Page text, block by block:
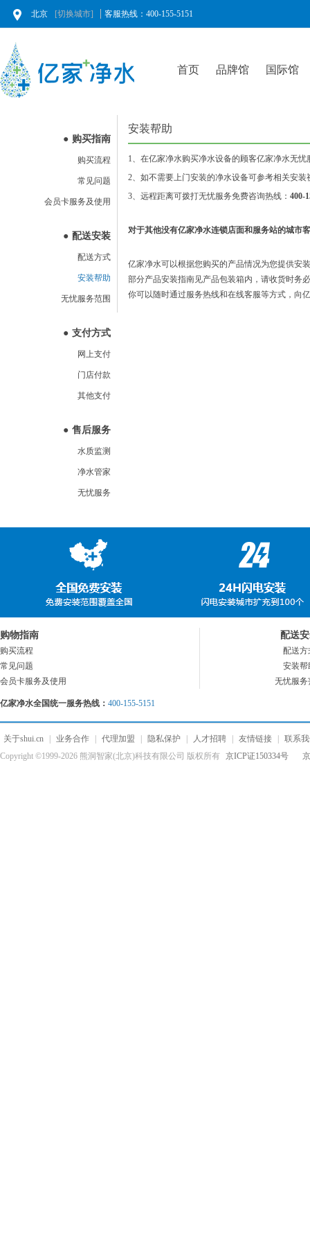
北京 [切换城市] 客服热线：400-155-5151
首页 品牌馆 国际馆
● 购买指南
购买流程
常见问题
会员卡服务及使用
● 配送安装
配送方式
安装帮助
无忧服务范围
● 支付方式
网上支付
门店付款
其他支付
● 售后服务
水质监测
净水管家
无忧服务
安装帮助
1、在亿家净水购买净水设备的顾客亿家净水无
2、如不需要上门安装的净水设备可参考相关安装
3、远程距离可拨打无忧服务免费咨询热线： 400-
对于其他没有亿家净水连锁店面和服务站的城市
亿家净水可以根据您购买的产品情况为您提供安
部分产品安装指南见产品包装箱内，请收货时务
你可以随时通过服务热线和在线客服等方式，向
购物指南
购买流程
常见问题
会员卡服务及使用
配送
配送方
安装帮
无忧服务
亿家净水全国统一服务热线： 400-155-5151
关于shui.cn 业务合作 代理加盟 隐私保护 人才招聘 友情链接
联系
Copyright ©1999-2026 熊洞智家(北京)科技有限公司 版权所有 京ICP证150334号